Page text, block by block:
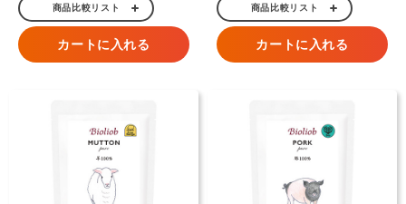
商品比較リスト
カートに入れる
商品比較リスト
カートに入れる